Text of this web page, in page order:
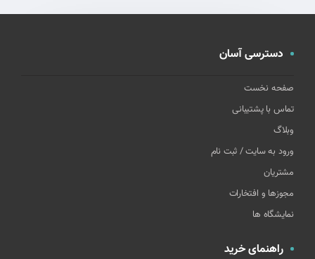
دسترسی آسان
صفحه نخست
تماس با پشتیبانی
وبلاگ
ورود به سایت / ثبت نام
مشتریان
مجوزها و افتخارات
نمایشگاه ها
راهنمای خرید